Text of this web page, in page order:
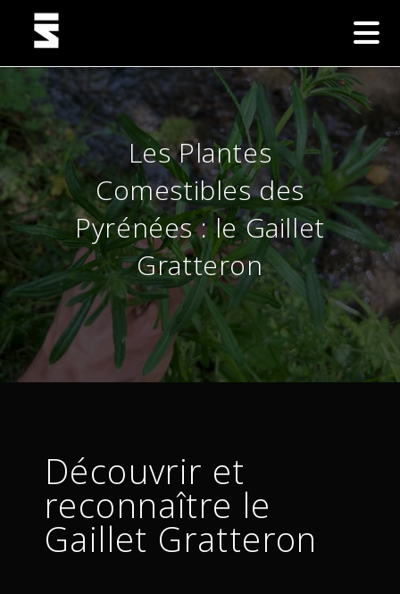
Les Plantes
Comestibles des
Pyrénées : le Gaillet
Gratteron
Découvrir et
reconnaître le
Gaillet Gratteron